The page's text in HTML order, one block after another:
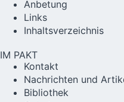
Anbetung
Links
Inhaltsverzeichnis
IM PAKT
Kontakt
Nachrichten und
Bibliothek